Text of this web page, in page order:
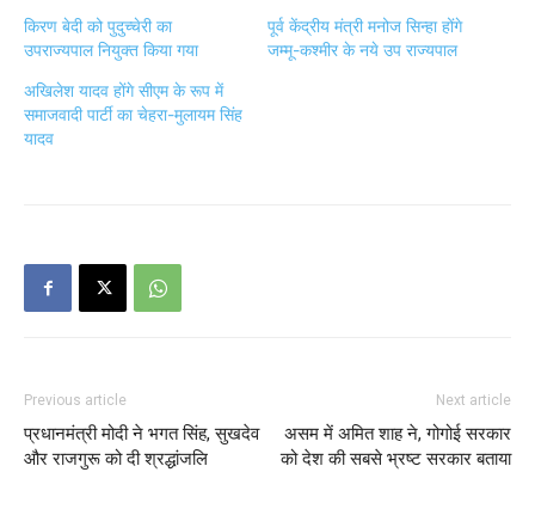
किरण बेदी को पुदुच्चेरी का
उपराज्यपाल नियुक्त किया गया
पूर्व केंद्रीय मंत्री मनोज सिन्हा होंगे
जम्मू-कश्मीर के नये उप राज्यपाल
अखिलेश यादव होंगे सीएम के रूप में
समाजवादी पार्टी का चेहरा-मुलायम सिंह
यादव
Previous article
प्रधानमंत्री मोदी ने भगत सिंह, सुखदेव
और राजगुरू को दी श्रद्धांजलि
Next article
असम में अमित शाह ने, गोगोई सरकार
को देश की सबसे भ्रष्‍ट सरकार बताया